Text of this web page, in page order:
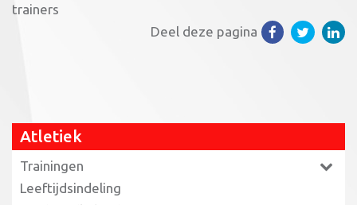
trainers
Deel deze pagina
Atletiek
Trainingen
Leeftijdsindeling